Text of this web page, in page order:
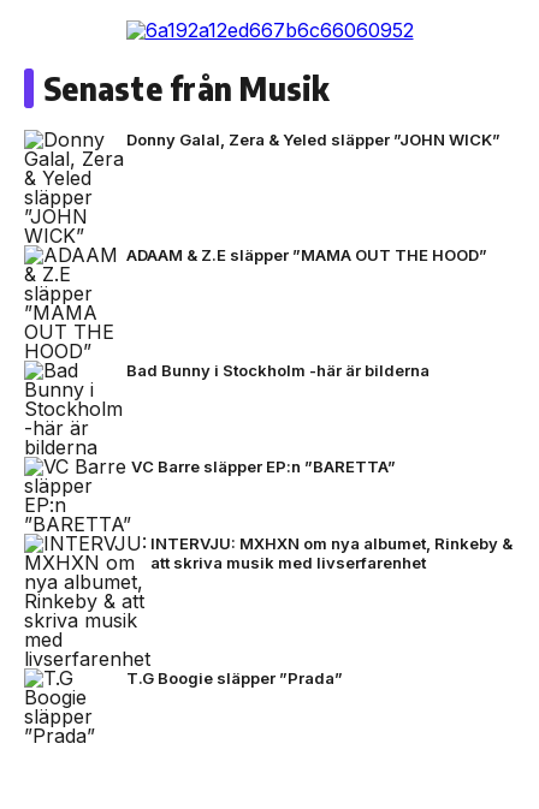
Senaste från Musik
Donny Galal, Zera & Yeled släpper ”JOHN WICK”
ADAAM & Z.E släpper ”MAMA OUT THE HOOD”
Bad Bunny i Stockholm -här är bilderna
VC Barre släpper EP:n ”BARETTA”
INTERVJU: MXHXN om nya albumet, Rinkeby &
att skriva musik med livserfarenhet
T.G Boogie släpper ”Prada”